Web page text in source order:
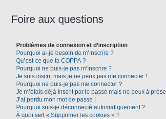
Foire aux questions
Problèmes de connexion et d’inscription
Pourquoi ai-je besoin de m’inscrire ?
Qu’est-ce que la COPPA ?
Pourquoi ne puis-je pas m’inscrire ?
Je suis inscrit mais je ne peux pas me connecter !
Pourquoi ne puis-je pas me connecter ?
Je m’étais déjà inscrit par le passé mais ne peux à
J’ai perdu mon mot de passe !
Pourquoi suis-je déconnecté automatiquement ?
À quoi sert « Supprimer les cookies » ?